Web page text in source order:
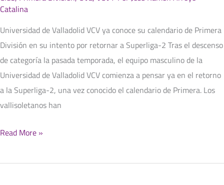
Catalina
Universidad de Valladolid VCV ya conoce su calendario de Primera
División en su intento por retornar a Superliga-2 Tras el descenso
de categoría la pasada temporada, el equipo masculino de la
Universidad de Valladolid VCV comienza a pensar ya en el retorno
a la Superliga-2, una vez conocido el calendario de Primera. Los
vallisoletanos han
Read More »